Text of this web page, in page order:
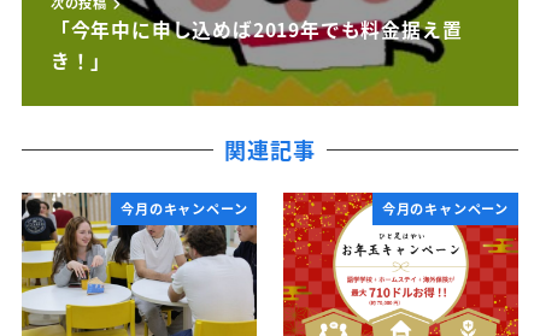
「今年中に申し込めば2019年でも料金据え置
き！」
関連記事
今月のキャンペーン 今月のキャンペーン